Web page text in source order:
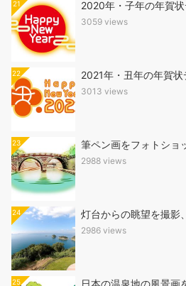
21 2020年・子年の年賀
3059 views
22 2021年・丑年の年賀
3013 views
23 筆ペン画をフォトショ
2988 views
24 灯台からの眺望を撮影
2986 views
25